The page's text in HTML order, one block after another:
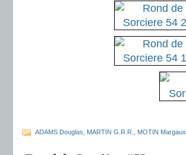
ADAMS Douglas MARTIN G.R.R. MOTIN Margaux